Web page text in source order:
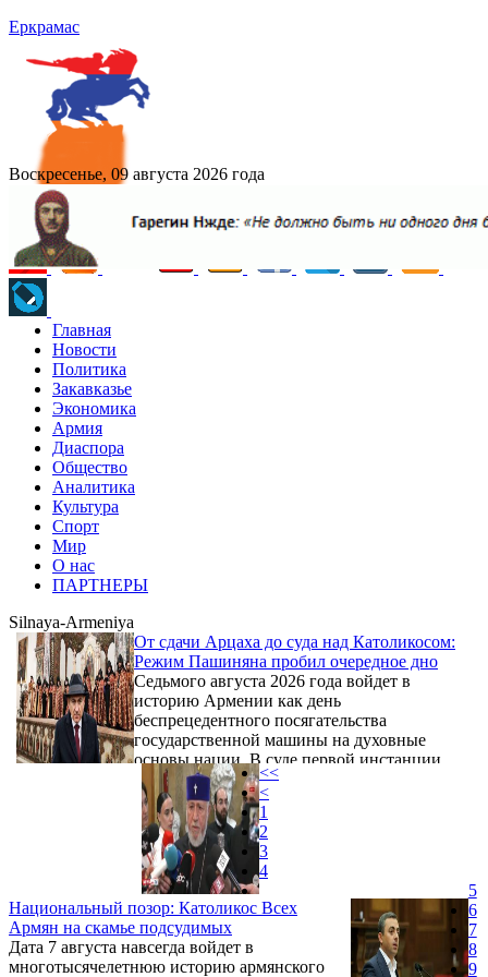
Еркрамас
Воскресенье, 09 августа 2026 года
Главная
Новости
Политика
Закавказье
Экономика
Армия
Диаспора
Общество
Аналитика
Культура
Спорт
Мир
О нас
ПАРТНЕРЫ
Silnaya-Armeniya
От сдачи Арцаха до суда над Католикосом:
Режим Пашиняна пробил очередное дно
Седьмого августа 2026 года войдет в
историю Армении как день
беспрецедентного посягательства
государственной машины на духовные
основы нации. В суде первой инстанции
Армавирской области, расположенном в
Вагаршапате, под председательством судьи
Акопа Манукяна стартуют
предварительные слушания по
шокирующему уголовному делу. На скамью
подсудимых отправлены Верховный
Патриарх и Католикос Всех Армян Гарегин
II, а также шесть высших иерархов —
членов Высшего духовного совета:
архиепископы Натан Ованнисян ...
Национальный позор: Католикос Всех
Армян на скамье подсудимых
Дата 7 августа навсегда войдет в
многотысячелетнюю историю армянского
<<
<
1
2
3
4
5
6
7
8
9